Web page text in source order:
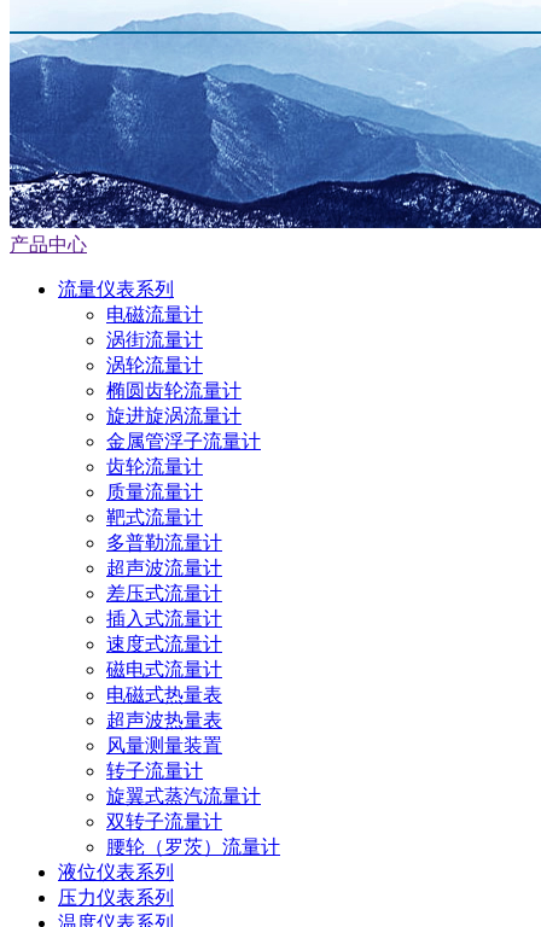
产品中心
流量仪表系列
电磁流量计
涡街流量计
涡轮流量计
椭圆齿轮流量计
旋进旋涡流量计
金属管浮子流量计
齿轮流量计
质量流量计
靶式流量计
多普勒流量计
超声波流量计
差压式流量计
插入式流量计
速度式流量计
磁电式流量计
电磁式热量表
超声波热量表
风量测量装置
转子流量计
旋翼式蒸汽流量计
双转子流量计
腰轮（罗茨）流量计
液位仪表系列
压力仪表系列
温度仪表系列